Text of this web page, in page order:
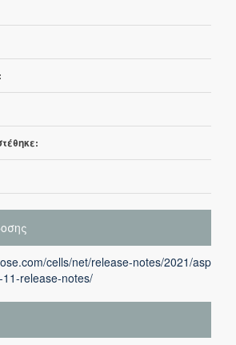
cells/net/release-notes/2021/asp
release-notes/